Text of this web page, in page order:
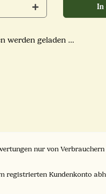
In
werden geladen ...
nur von Verbrauchern
registrierten Kundenkonto